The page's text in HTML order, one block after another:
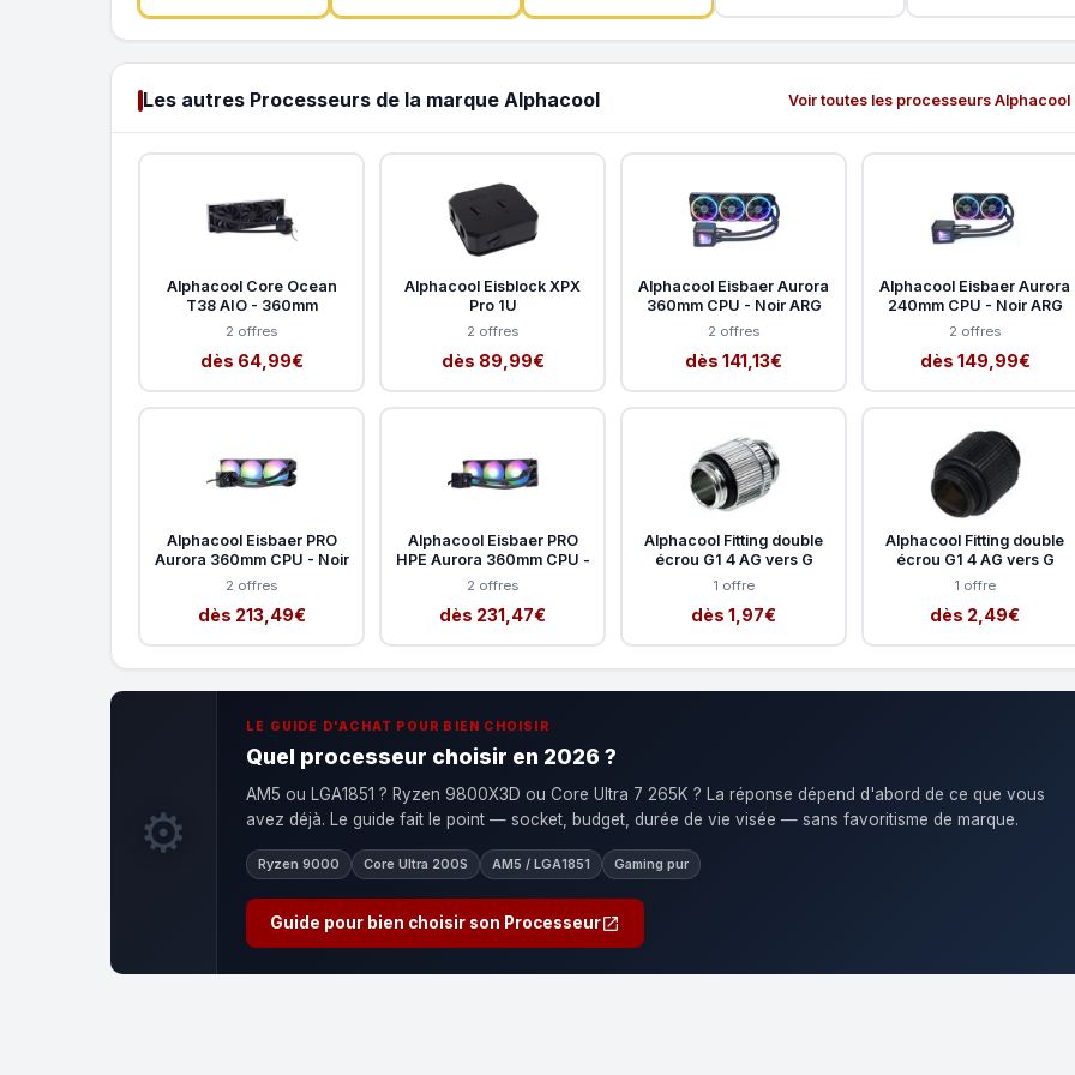
Les autres Processeurs de la marque Alphacool Voir toutes les processeurs
Alphacool Core Ocean
T38 AIO - 360mm
2 offres
dès 64,99€
Alphacool Eisblock XPX
Pro 1U
2 offres
dès 89,99€
Alphacool Eisbaer Aurora
360mm CPU - Noir ARG
2 offres
dès 141,13€
Alphacool Eisbaer Aurora
240mm CPU - Noir ARG
2 offres
dès 149,99€
Alphacool Eisbaer PRO
Aurora 360mm CPU - Noir
2 offres
dès 213,49€
Alphacool Eisbaer PRO
HPE Aurora 360mm CPU -
2 offres
dès 231,47€
Alphacool Fitting double
écrou G1 4 AG vers G
1 offre
dès 1,97€
Alphacool Fitting double
écrou G1 4 AG vers G
1 offre
dès 2,49€
⚙️
LE GUIDE D'ACHAT POUR BIEN CHOISIR
Quel processeur choisir en 2026 ?
AM5 ou LGA1851 ? Ryzen 9800X3D ou Core Ultra 7 265K ? La réponse dépend d'abord de ce que vous
avez déjà. Le guide fait le point — socket, budget, durée de vie visée — sans favoritisme de marque.
Ryzen 9000 Core Ultra 200S AM5 / LGA1851 Gaming pur
Guide pour bien choisir son Processeur